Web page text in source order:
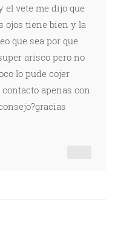
vete me dijo que
ojos tiene bien y la
que sea por que
arisco pero no
lo pude cojer
apenas con